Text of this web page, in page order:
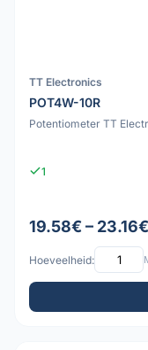
TT Electronics
POT4W-10R
Potentiometer TT
1
19.58€ – 23.16€
Hoeveelheid: